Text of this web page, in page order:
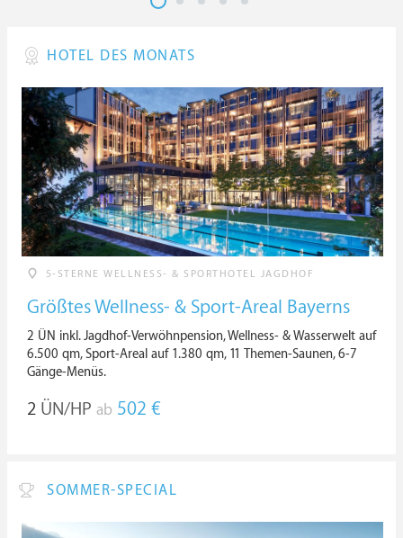
HOTEL DES MONATS
5-STERNE WELLNESS- & SPORTHOTEL JAGDHOF
Größtes Wellness- & Sport-Areal Bayerns
2 ÜN inkl. Jagdhof-Verwöhnpension, Wellness- & Wasserwelt auf
6.500 qm, Sport-Areal auf 1.380 qm, 11 Themen-Saunen, 6-7
Gänge-Menüs.
2 ÜN/HP ab 502 €
SOMMER-SPECIAL